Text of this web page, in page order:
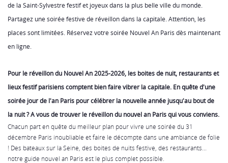
de la Saint-Sylvestre festif et joyeux dans la plus belle ville du monde.
Partagez une soirée festive de réveillon dans la capitale. Attention, les
places sont limitées. Réservez votre soirée Nouvel An Paris dès maintenant
en ligne.
Pour le réveillon du Nouvel An2025-2026, les boites de nuit, restaurants et
lieux festif parisiens comptent bien faire vibrer la capitale. En quête d'une
soirée jour de l'an Paris pour célébrer la nouvelle année jusqu'au bout de
la nuit ? A vous de trouver le réveillon du nouvel an Parisqui vous conviens.
Chacun part en quête du meilleur plan pour vivre une soirée du 31
décembre Paris inoubliable et faire le décompte dans une ambiance de folie
! Des bateaux sur la Seine , des boites de nuits festive, des restaurants
notre guide nouvel an Paris est le plus complet possible.